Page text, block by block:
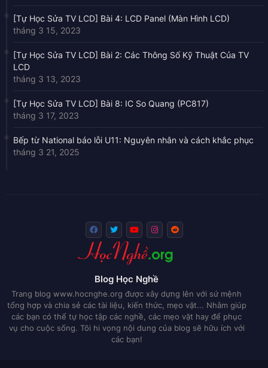
[Tự Học Sửa TV LCD] Bài 4: LCD Panel (Màn Hình LCD)
tháng 3 15, 2023
[Tự Học Sửa TV LCD] Bài 2: Các Thông Số Kỹ Thuật Của TV
LCD
tháng 3 13, 2023
[Tự Học Sửa TV LCD] Bài 8: IC So Quang (PC817)
tháng 3 17, 2023
Bếp từ National báo lỗi U11: Nguyên nhân và cách khắc phục
tháng 3 21, 2025
Blog Học Nghề
Trang blog www.hocnghe.org được xây dựng lên với sứ mệnh
tổng hợp và chia sẻ các tài liệu, kiến thức, mẹo vặt... Nhằm giúp
các bạn có thể tự học tập các nghề, các mẹo vặt hay để phục
vụ cho cuộc sống. Tôi hi vọng nội dung của blog sẽ hữu ích với
các bạn!